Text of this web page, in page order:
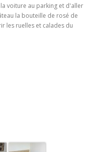
voiture au parking et d'aller
la bouteille de rosé de
les ruelles et calades du